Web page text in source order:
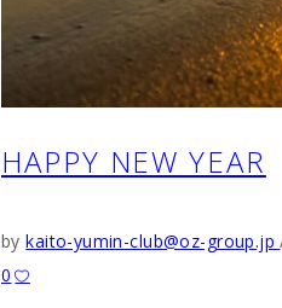
HAPPY NEW YEAR
bykaito-yumin-club@oz-group.jp
0